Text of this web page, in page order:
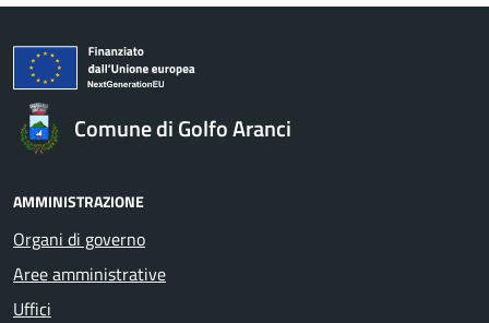
Comune di Golfo Aranci
AMMINISTRAZIONE
Organi di governo
Aree amministrative
Uffici